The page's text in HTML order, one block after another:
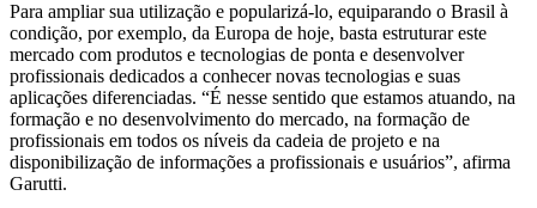
Para ampliar sua utilização e popularizá-lo, equiparando o Brasil à
condição, por exemplo, da Europa de hoje, basta estruturar este
mercado com produtos e tecnologias de ponta e desenvolver
profissionais dedicados a conhecer novas tecnologias e suas
aplicações diferenciadas. “É nesse sentido que estamos atuando, na
formação e no desenvolvimento do mercado, na formação de
profissionais em todos os níveis da cadeia de projeto e na
disponibilização de informações a profissionais e usuários”, afirma
Garutti.